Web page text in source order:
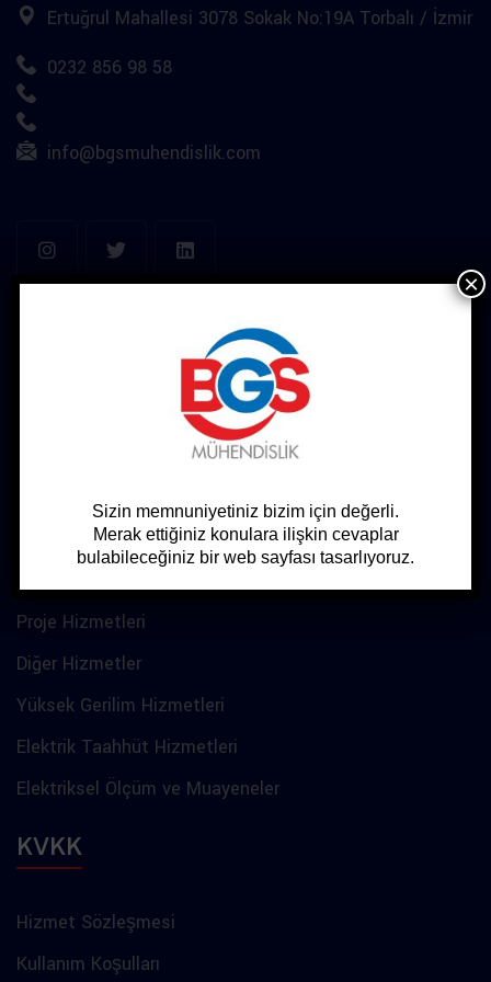
Ertuğrul Mahallesi 3078 Sokak No:19A Torbalı / İzmir
0232 856 98 58
info@bgsmuhendislik.com
Hizmetler
Proje Hizmetleri
Diğer Hizmetler
Yüksek Gerilim Hizmetleri
Elektrik Taahhüt Hizmetleri
Elektriksel Ölçüm ve Muayeneler
KVKK
Hizmet Sözleşmesi
Kullanım Koşulları
Sizin memnuniyetiniz bizim için değerli.
Merak ettiğiniz konulara ilişkin cevaplar
bulabileceğiniz bir web sayfası tasarlıyoruz.
×